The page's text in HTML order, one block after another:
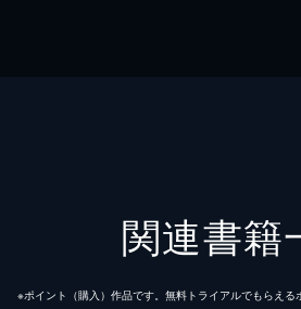
関連書籍
※ポイント（購⼊）作品です。無料トライアルでもらえる